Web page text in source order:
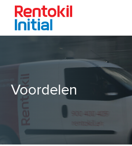
Voordelen